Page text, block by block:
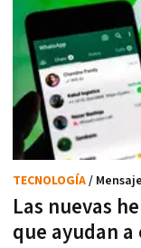
Las nuevas
que ayudan
TECNOLOGÍA/